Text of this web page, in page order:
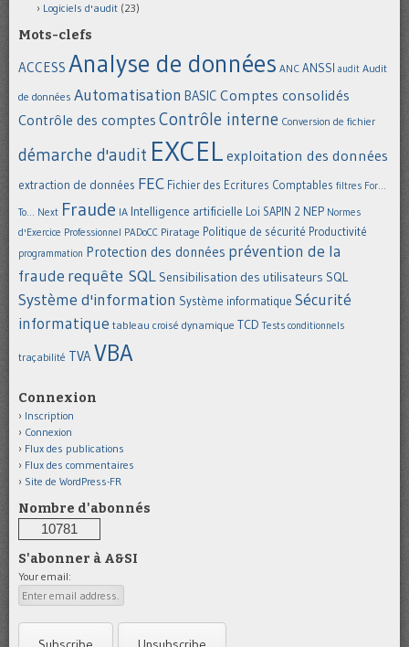
Logiciels d'audit (23)
Mots-clefs
ACCESS Analyse de données ANC ANSSI audit Audit
de données Automatisation BASIC Comptes consolidés
Contrôle des comptes Contrôle interne Conversion de fichier
démarche d'audit EXCEL exploitation des données
extraction de données FEC Fichier des Ecritures Comptables filtres For...
To... Next Fraude IA Intelligence artificielle Loi SAPIN 2 NEP Normes
d'Exercice Professionnel PADoCC Piratage Politique de sécurité Productivité
programmation Protection des données prévention de la
fraude requête SQL Sensibilisation des utilisateurs SQL
Système d'information Système informatique Sécurité
informatique tableau croisé dynamique TCD Tests conditionnels
traçabilité TVAVBA
Connexion
Inscription
Connexion
Flux des publications
Flux des commentaires
Site de WordPress-FR
Nombre d'abonnés
10781
S'abonner à A&SI
Your email: